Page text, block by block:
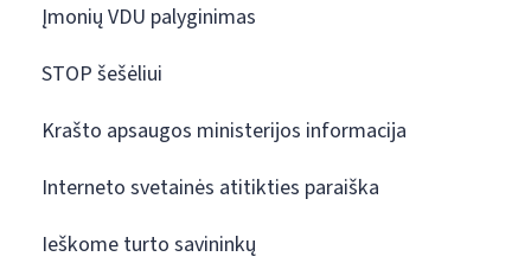
Įmonių VDU palyginimas
STOP šešėliui
Krašto apsaugos ministerijos informacija
Interneto svetainės atitikties paraiška
Ieškome turto savininkų